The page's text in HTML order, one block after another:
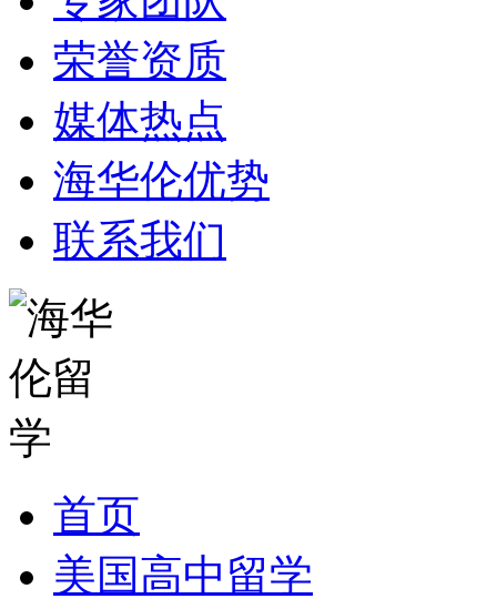
荣誉资质
媒体热点
海华伦优势
联系我们
首页
美国高中留学